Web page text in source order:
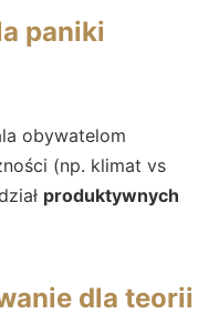
paniki
obywatelom
(np. klimat vs
produktywnych
dla teorii